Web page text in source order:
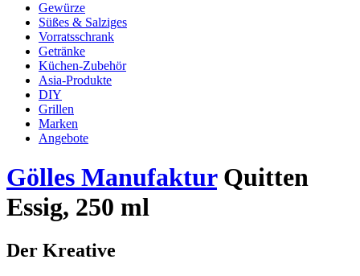
Gewürze
Süßes & Salziges
Vorratsschrank
Getränke
Küchen-Zubehör
Asia-Produkte
DIY
Grillen
Marken
Angebote
Gölles ManufakturQuitten
Essig, 250 ml
Der Kreative